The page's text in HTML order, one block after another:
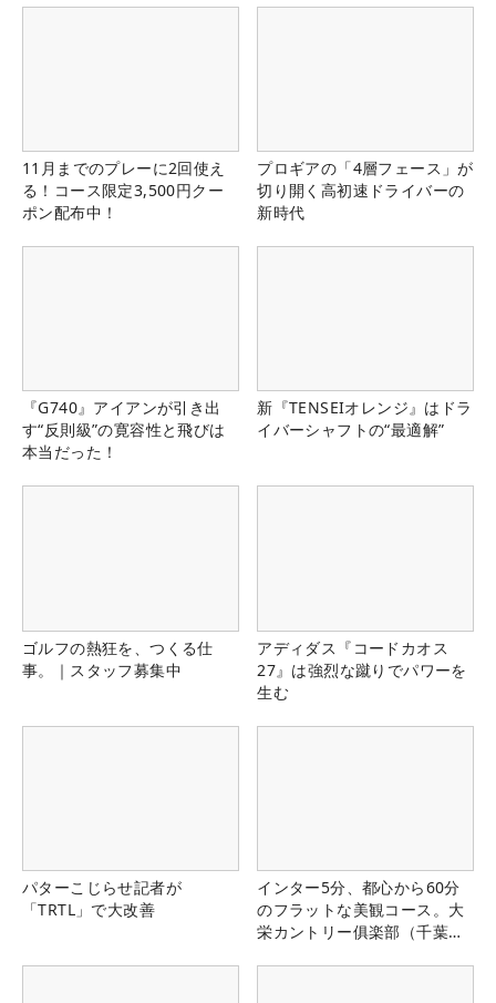
11月までのプレーに2回使え
る！コース限定3,500円クー
ポン配布中！
プロギアの「4層フェース」が
切り開く高初速ドライバーの
新時代
『G740』アイアンが引き出
す“反則級”の寛容性と飛びは
本当だった！
新『TENSEIオレンジ』はドラ
イバーシャフトの“最適解”
ゴルフの熱狂を、つくる仕
事。｜スタッフ募集中
アディダス『コードカオス
27』は強烈な蹴りでパワーを
生む
パターこじらせ記者が
「TRTL」で大改善
インター5分、都心から60分
のフラットな美観コース。大
栄カントリー俱楽部（千葉